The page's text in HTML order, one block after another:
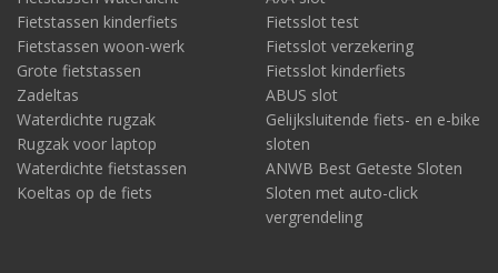
Fietstassen kinderfiets
Fietstassen woon-werk
Grote fietstassen
Zadeltas
Waterdichte rugzak
Rugzak voor laptop
Waterdichte fietstassen
Koeltas op de fiets
Fietsslot test
Fietsslot verzekering
Fietsslot kinderfiets
ABUS slot
Gelijksluitende fiets- en e-bike
sloten
ANWB Best Geteste Sloten
Sloten met auto-click
vergrendeling